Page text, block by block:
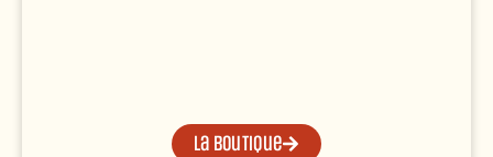
La boutique